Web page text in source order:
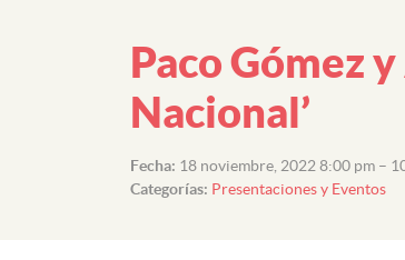
Paco Gómez
Nacional’
Fecha: 18 noviembre, 2022 8:00 pm –
Categorías: Presentaciones y Eventos